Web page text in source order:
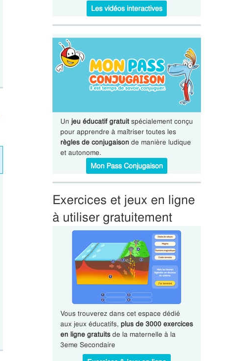
Les vidéos interactives
Un jeu éducatif gratuitspécialement conçu
pour apprendre à maîtriser toutes les
règles de conjugaisonde manière ludique
et autonome.
Mon Pass Conjugaison
Exercices et jeux en ligne
à utiliser gratuitement
Vous trouverez dans cet espace dédié
aux jeux éducatifs, plus de 3000 exercices
en ligne gratuitsde la maternelle à la
3eme Secondaire